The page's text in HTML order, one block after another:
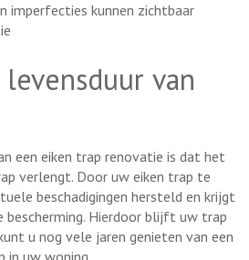
imperfecties kunnen zichtbaar
van
een eiken trap renovatie is dat het
verlengt. Door uw eiken trap te
beschadigingen hersteld en krijgt
bescherming. Hierdoor blijft uw trap
u nog vele jaren genieten van een